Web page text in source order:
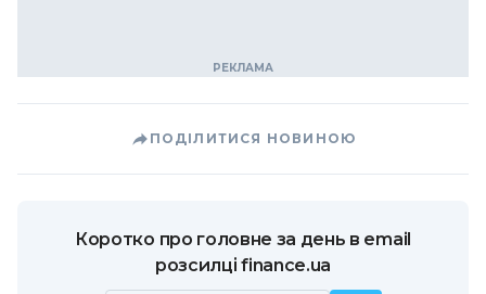
ПОДІЛИТИСЯ НОВИНОЮ
Коротко про головне за день в email
розсилці finance.ua